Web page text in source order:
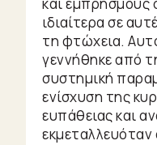
και εμπρησμούς
ιδιαίτερα σε
τη φτώχεια.
γεννήθηκε από
συστημική
ενίσχυση της
ευπάθειας και
εκμεταλλευόταν